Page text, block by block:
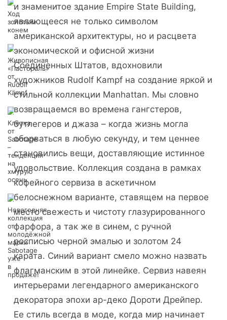
Ход
золотым
конем
Живописная
«Пастораль»
от
Rudolf
Kӓmpf
Клетка
от
Sabotage
–
тенденция
на
хмурую
осень.
Новогодняя
коллекция
от
молодёжной
марки
Sabotage
уже
в
продаже!
и знаменитое здание Empire State Building,
являющееся не только символом
американской архитектуры, но и расцвета
экономической и офисной жизни
Соединенных Штатов, вдохновили
художников Rudolf Kampf на создание яркой и
стильной коллекции Manhattan. Мы словно
возвращаемся во времена гангстеров,
бутлегеров и джаза – когда жизнь могла
оборваться в любую секунду, и тем ценнее
становились вещи, доставляющие истинное
удовольствие. Коллекция создана в рамках
кофейного сервиза в аскетичном
белоснежном варианте, ставящем на первое
место свежесть и чистоту глазурированного
фарфора, а так же в синем, с ручной
росписью черной эмалью и золотом 24
карата. Синий вариант смело можно назвать
флагманским в этой линейке. Сервиз навеян
интерьерами легендарного американского
декоратора эпохи ар-деко Дороти Дрейпер.
Ее стиль всегда в моде, когда мир начинает